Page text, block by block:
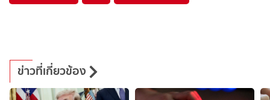
ข่าวที่เกี่ยวข้อง